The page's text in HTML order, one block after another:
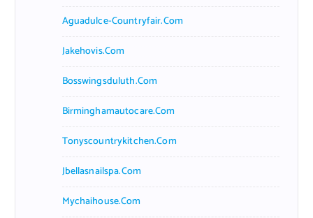
Aguadulce-Countryfair.com
Jakehovis.com
Bosswingsduluth.com
Birminghamautocare.com
Tonyscountrykitchen.com
Jbellasnailspa.com
Mychaihouse.com